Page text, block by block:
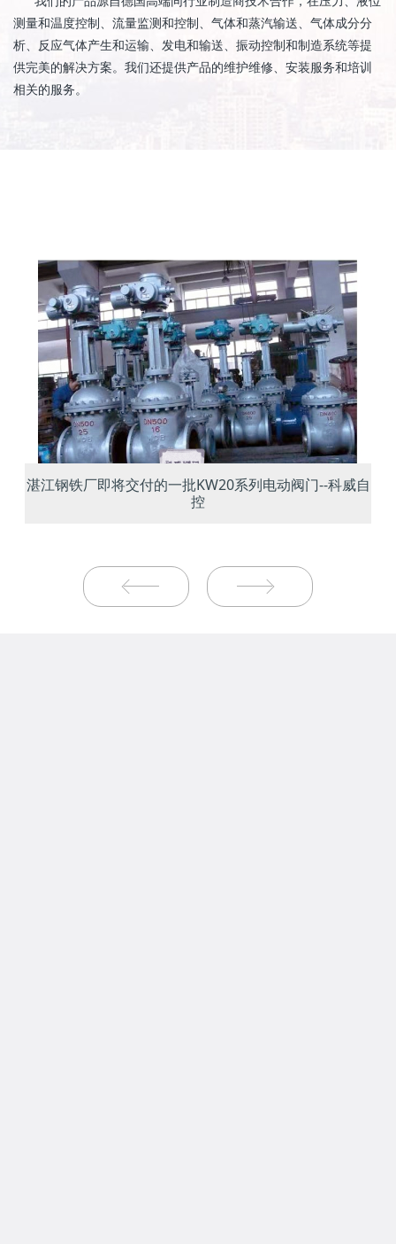
测量和温度控制、流量监测和控制、气体和蒸汽输送、气体成分分
析、反应气体产生和运输、发电和输送、振动控制和制造系统等提
供完美的解决方案。我们还提供产品的维护维修、安装服务和培训
相关的服务。
湛江钢铁厂即将交付的一批KW20系列电动阀门--科威自
控